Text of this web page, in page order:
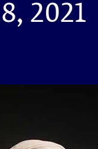
2021